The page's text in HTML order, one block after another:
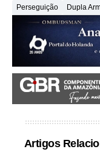
Perseguição
Dupla
Artigos